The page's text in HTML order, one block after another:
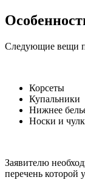
Следующие вещи
Корсеты
Купальники
Нижнее
Носки и
Заявителю
перечень которой